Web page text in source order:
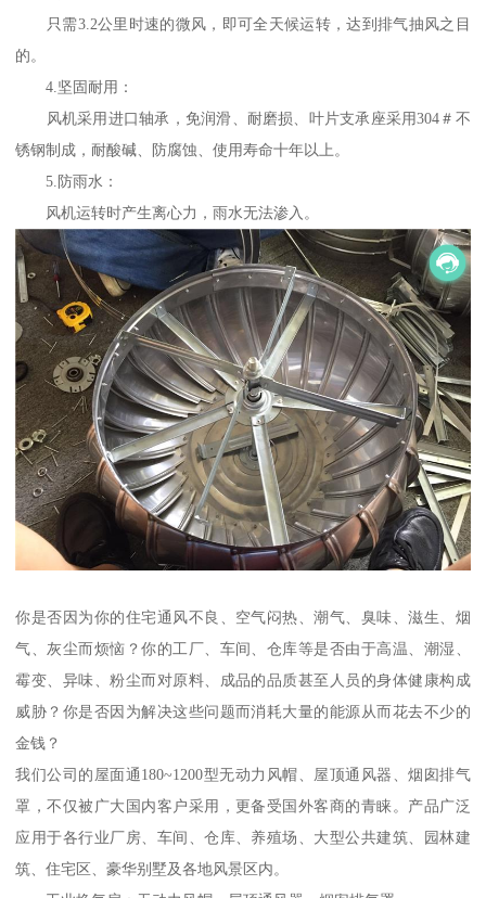
只需3.2公里时速的微风，即可全天候运转，达到排气抽风之目
的。
4.坚固耐用：
风机采用进口轴承，免润滑、耐磨损、叶片支承座采用304＃不
锈钢制成，耐酸碱、防腐蚀、使用寿命十年以上。
5.防雨水：
风机运转时产生离心力，雨水无法渗入。
你是否因为你的住宅通风不良、空气闷热、潮气、臭味、滋生、烟
气、灰尘而烦恼？你的工厂、车间、仓库等是否由于高温、潮湿、
霉变、异味、粉尘而对原料、成品的品质甚至人员的身体健康构成
威胁？你是否因为解决这些问题而消耗大量的能源从而花去不少的
金钱？
我们公司的屋面通180~1200型无动力风帽、屋顶通风器、烟囱排气
罩，不仅被广大国内客户采用，更备受国外客商的青睐。产品广泛
应用于各行业厂房、车间、仓库、养殖场、大型公共建筑、园林建
筑、住宅区、豪华别墅及各地风景区内。